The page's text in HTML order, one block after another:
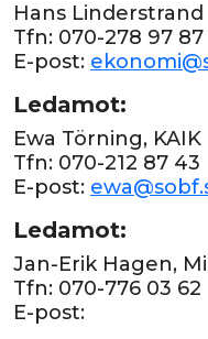
Hans Linderstrand
Tfn: 070-278 97 87
E-post:
Ledamot:
Ewa Törning, KAIK
Tfn: 070-212 87 43
E-post:
Ledamot:
Jan-Erik Hagen,
Tfn: 070-776 03 62
E-post: